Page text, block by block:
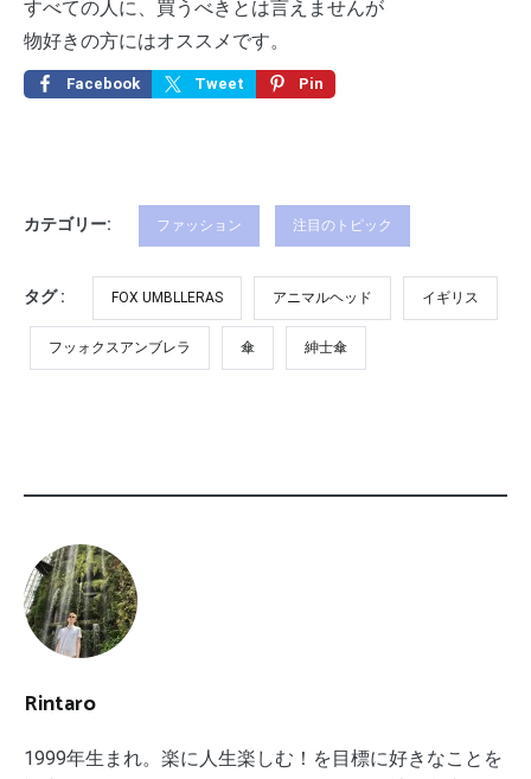
すべての人に、買うべきとは言えませんが
物好きの方にはオススメです。
Facebook Tweet Pin
カテゴリー: ファッション 注目のトピック
タグ : FOX UMBLLERAS アニマルヘッド イギリス
フッォクスアンブレラ 傘 紳士傘
Rintaro
1999年生まれ。楽に人生楽しむ！を目標に好きなことを